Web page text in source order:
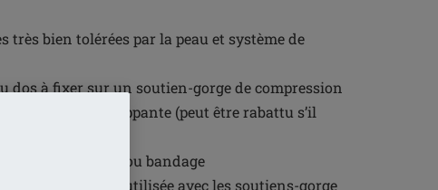
très bien tolérées par la peau et système de
dos à fixer sur un soutien-gorge de compression
auto-agrippante (peut être rabattu s’il
soutien-gorge ou bandage
être pour être utilisée avec les soutiens-gorge